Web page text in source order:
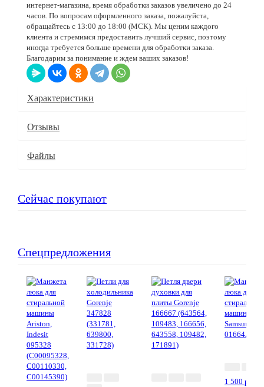
интернет-магазина, время обработки заказов увеличено до 24
часов. По вопросам оформленного заказа, пожалуйста,
обращайтесь с 13:00 до 18:00 (МСК). Мы ценим каждого
клиента и стремимся предоставить лучший сервис, поэтому
иногда требуется больше времени для обработки заказа.
Благодарим за понимание и ждем ваших заказов!
Характеристики
Отзывы
Файлы
Сейчас покупают
Спецпредложения
1 500 p